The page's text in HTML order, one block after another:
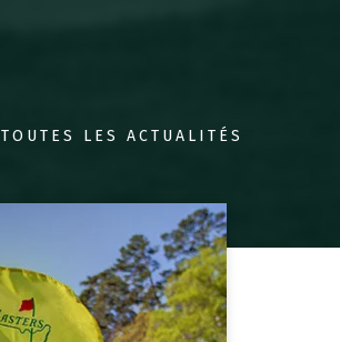
TOUTES LES ACTUALITÉS